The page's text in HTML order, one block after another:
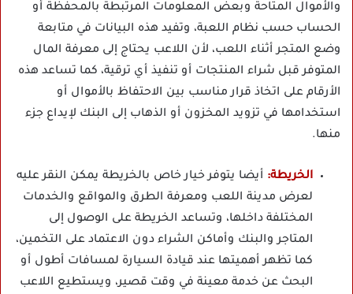
والأموال المتاحة وبعض المعلومات المرتبطة بالمحفظة أو
الحساب حسب نظام اللعبة، وتفيد هذه البيانات في متابعة
وضع المتجر أثناء اللعب، لأن اللاعب يحتاج إلى معرفة المال
المتوفر قبل شراء المنتجات أو تنفيذ أي ترقية، كما تساعد هذه
الأرقام على اتخاذ قرار مناسب بين الاحتفاظ بالأموال أو
استخدامها في تزويد المخزون أو الذهاب إلى البنك لإيداع جزء
منها.
الخريطة: أيضا يتوفر خيار خاص بالخريطة يمكن النقر عليه
لعرض مدينة اللعب ومعرفة الطرق والمواقع والخدمات
المختلفة داخلها، وتساعد الخريطة على الوصول إلى
المتاجر والبنك وأماكن الشراء دون الاعتماد على التخمين،
كما تظهر أهميتها عند قيادة السيارة لمسافات أطول أو
البحث عن خدمة معينة في وقت قصير، ويستطيع اللاعب